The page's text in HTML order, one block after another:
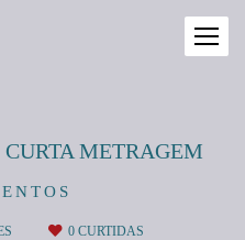
METRAGEM
0CURTIDAS